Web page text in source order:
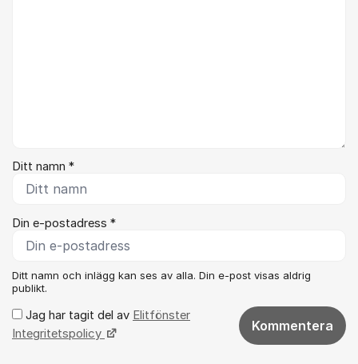
Ditt namn *
Din e-postadress *
Ditt namn och inlägg kan ses av alla. Din e-post visas aldrig
publikt.
Jag har tagit del av Elitfönster
Integritetspolicy
Kommentera